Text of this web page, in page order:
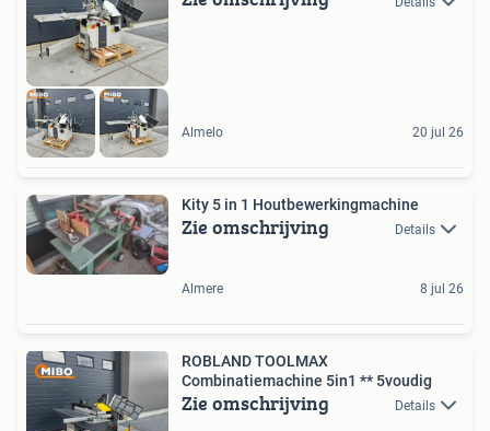
Almelo 20 jul 26
Kity 5 in 1 Houtbewerkingmachine
Zie omschrijving Details
Almere 8 jul 26
ROBLAND TOOLMAX
Combinatiemachine 5in1 ** 5voudig
Zie omschrijving Details